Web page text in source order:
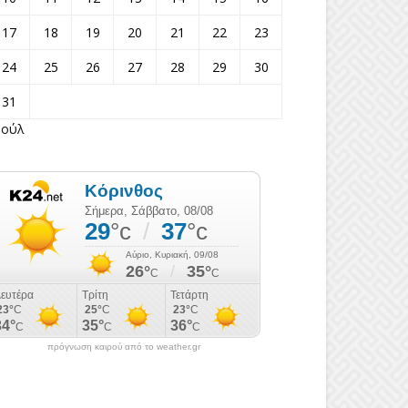
17
18 19 20 21 22
23
24
25 26 27 28 29
30
31
πρόγνωση καιρού από το weather.gr